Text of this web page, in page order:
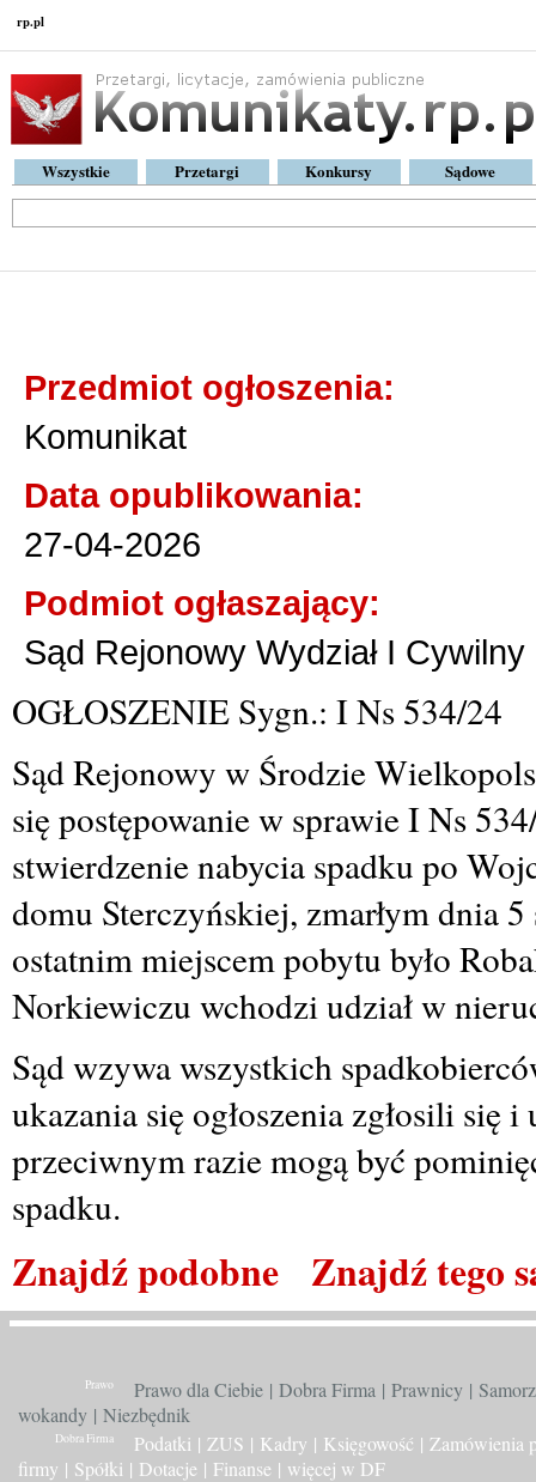
rp.pl
Wszystkie Przetargi Konkursy Sądowe
Przedmiot ogłoszenia:
Komunikat
Data opublikowania:
27-04-2026
Podmiot ogłaszający:
Sąd Rejonowy Wydział I Cywilny
OGŁOSZENIE Sygn.: I Ns 534/24
Sąd Rejonowy w Środzie
się postępowanie w sprawie I Ns
stwierdzenie nabycia spadku po
domu Sterczyńskiej, zmarłym dnia
ostatnim miejscem pobytu było
Norkiewiczu wchodzi udział w
Sąd wzywa wszystkich
ukazania się ogłoszenia zgłosili
przeciwnym razie mogą być
spadku.
Znajdź podobne Znajdź tego
Prawo Prawo dla Ciebie | Dobra Firma | Prawnicy |
wokandy | Niezbędnik
Dobra Firma Podatki | ZUS | Kadry | Księgowość | Zamówienia
firmy | Spółki | Dotacje | Finanse | więcej w DF